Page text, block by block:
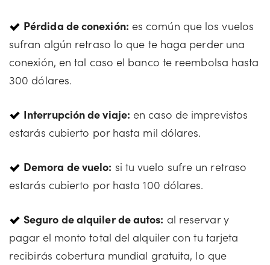
Pérdida de conexión: es común que los vuelos
sufran algún retraso lo que te haga perder una
conexión, en tal caso el banco te reembolsa hasta
300 dólares.
Interrupción de viaje: en caso de imprevistos
estarás cubierto por hasta mil dólares.
Demora de vuelo: si tu vuelo sufre un retraso
estarás cubierto por hasta 100 dólares.
Seguro de alquiler de autos: al reservar y
pagar el monto total del alquiler con tu tarjeta
recibirás cobertura mundial gratuita, lo que